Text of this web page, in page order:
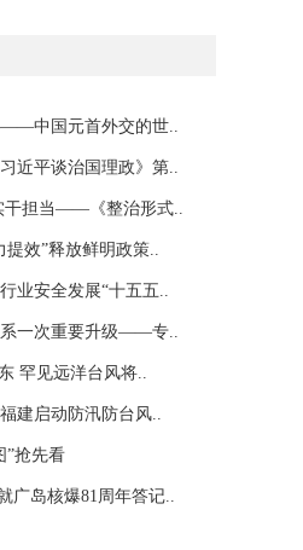
——中国元首外交的世..
近平谈治国理政》第..
干担当——《整治形式..
提效”释放鲜明政策..
业安全发展“十五五..
系一次重要升级——专..
罕见远洋台风将..
建启动防汛防台风..
”抢先看
广岛核爆81周年答记..